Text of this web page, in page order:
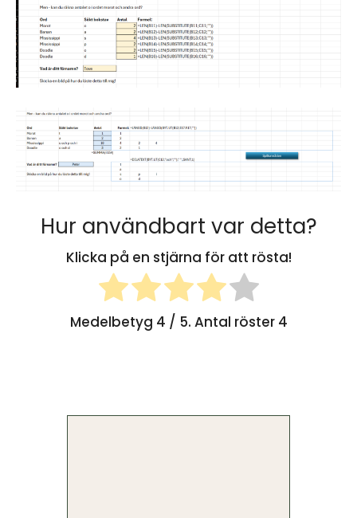
Hur användbart var detta?
Klicka på en stjärna för att rösta!
Medelbetyg 4 / 5. Antal röster 4